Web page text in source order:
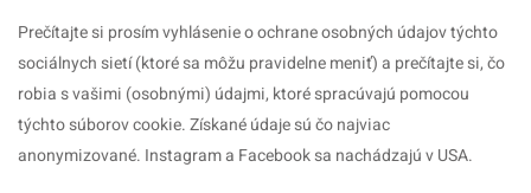
Prečítajte si prosím vyhlásenie o ochrane osobných údajov týchto
sociálnych sietí (ktoré sa môžu pravidelne meniť) a prečítajte si, čo
robia s vašimi (osobnými) údajmi, ktoré spracúvajú pomocou
týchto súborov cookie. Získané údaje sú čo najviac
anonymizované. Instagram a Facebook sa nachádzajú v USA.